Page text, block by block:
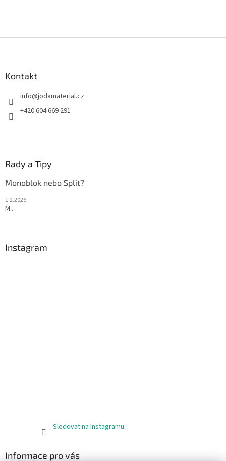
Kontakt
info@jodamaterial.cz
+420 604 669 291
Rady a Tipy
Monoblok nebo Split?
1.2.2026
M...
Instagram
Sledovat na Instagramu
Informace pro vás